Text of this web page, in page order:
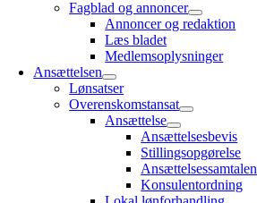
Fagblad og annoncer
Annoncer og redaktion
Læs bladet
Medlemsoplysninger
Ansættelsen
Lønsatser
Overenskomstansat
Ansættelse
Ansættelsesbevis
Stillingsopgørelse
Ansættelsessamtalen
Konsulentordning